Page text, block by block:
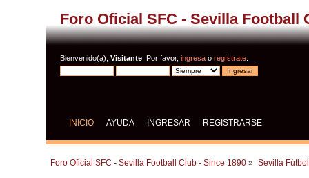
Foro Oficial SFC - Sevilla Football
Bienvenido(a),Visitante . Por favor,ingresa oregístrate
INICIO AYUDA INGRESAR REGISTRARSE
Foro Oficial SFC - Sevilla Football Club - Since 1890 » Sevilla